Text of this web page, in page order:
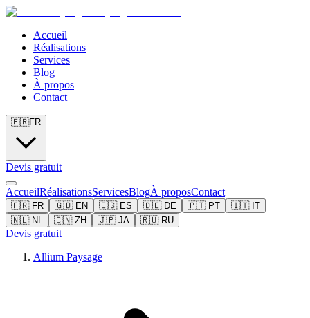
Accueil
Réalisations
Services
Blog
À propos
Contact
🇫🇷FR
Devis gratuit
AccueilRéalisationsServicesBlogÀ proposContact
🇫🇷 FR 🇬🇧 EN 🇪🇸 ES 🇩🇪 DE 🇵🇹 PT 🇮🇹 IT
🇳🇱 NL 🇨🇳 ZH 🇯🇵 JA 🇷🇺 RU
Devis gratuit
Allium Paysage